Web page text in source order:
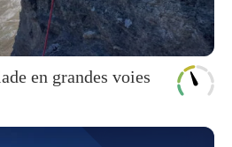
en grandes voies